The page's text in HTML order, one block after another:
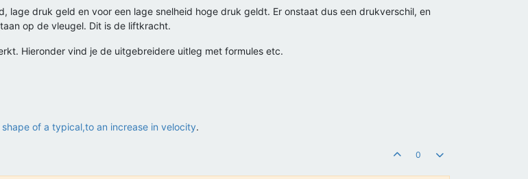
lage druk geld en voor een lage snelheid hoge druk geldt. Er onstaat dus een drukverschil, en
op de vleugel. Dit is de liftkracht.
Hieronder vind je de uitgebreidere uitleg met formules etc.
of a typical,to an increase in velocity.
0